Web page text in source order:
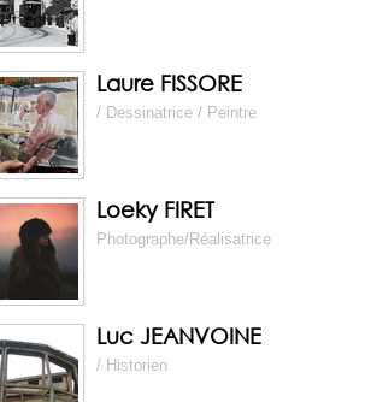
Laure FISSORE
/ Dessinatrice / Peintre
Loeky FIRET
Photographe/Réalisatrice
Luc JEANVOINE
/ Historien